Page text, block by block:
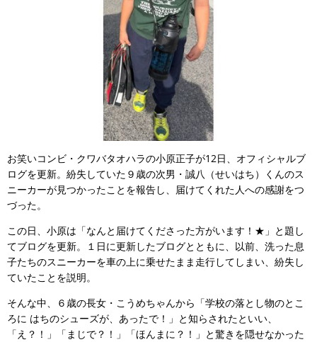
お笑いコンビ・クワバタオハラの小原正子が12日、オフィシャルブ
ログを更新。紛失していた９歳の次男・誠八（せいはち）くんのス
ニーカーが見つかったことを報告し、届けてくれた人への感謝をつ
づった。
この日、小原は「なんと届けてくださった方がいます！★」と題し
てブログを更新。１日に更新したブログとともに、以前、洗った息
子たちのスニーカーを車の上に乗せたまま走行してしまい、紛失し
ていたことを説明。
そんな中、６歳の長女・こうめちゃんから「学校の落とし物のとこ
ろに はちのシューズが、あったで！」と知らされたといい、
「え？！」「まじで？！」「ほんまに？！」と驚きを隠せなかった